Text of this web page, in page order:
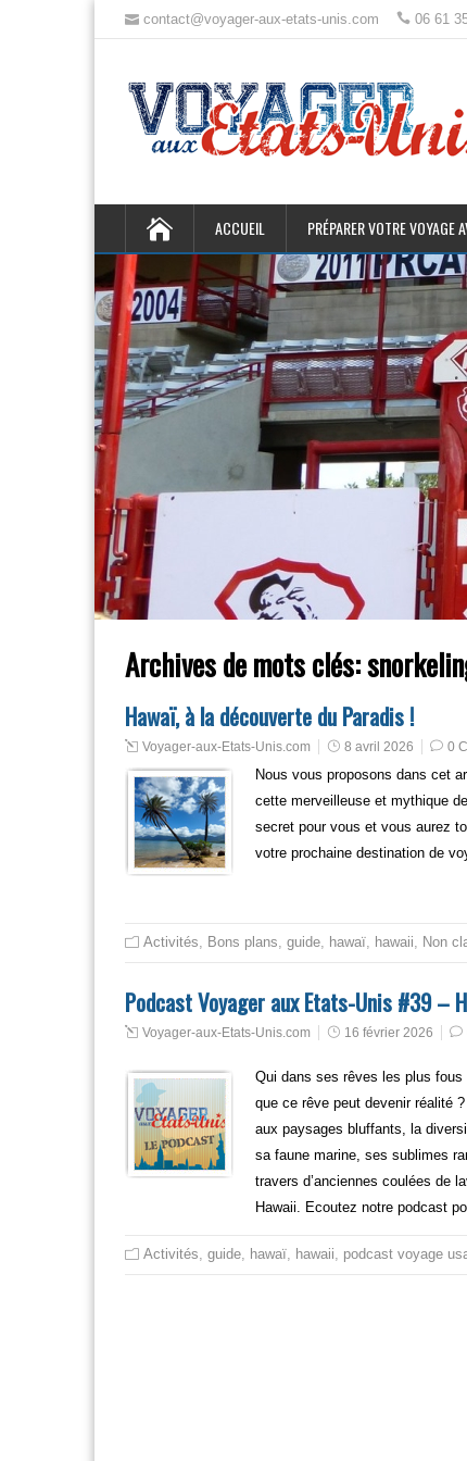
contact@voyager-aux-etats-unis.com 06 61
ACCUEIL PRÉPARER VOTRE VOYAGE
Archives de mots clés:
Hawaï, à la découverte du Paradis !
Voyager-aux-Etats-Unis.com 8 avril 2026 0
Nous vous proposons dans cet
cette merveilleuse et mythique
secret pour vous et vous aurez
votre prochaine destination de
Activités, Bons plans, guide, hawaï, hawaii, Non
Podcast Voyager aux Etats-Unis #39 –
Voyager-aux-Etats-Unis.com 16 février 2026
Qui dans ses rêves les plus
que ce rêve peut devenir réalité
aux paysages bluffants, la
sa faune marine, ses sublimes
travers d’anciennes coulées de
Hawaii. Ecoutez notre podcast
Activités, guide, hawaï, hawaii, podcast voyage